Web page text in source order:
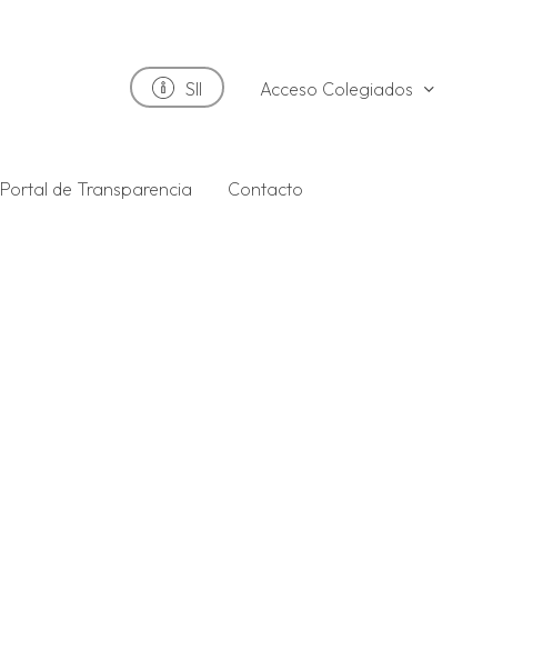
SII Acceso Colegiados
Portal de Transparencia Contacto